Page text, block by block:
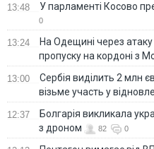
13:48 У парламенті Косово
0
13:24
На Одещині через
пропуску на кордоні з
13:00
Сербія виділить 2 млн
візьме участь у
12:37
Болгарія викликала
з дроном
82 0